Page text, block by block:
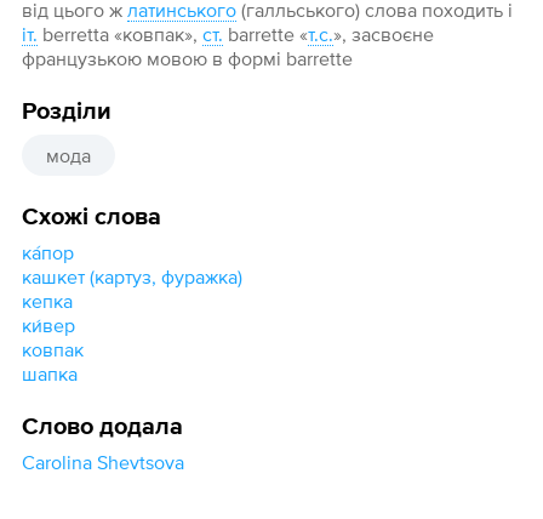
від цього ж латинського(галльського) слова походить і
іт. berretta «ковпак», ст. barrette «т.с.», засвоєне
французькою мовою в формі barrette
Розділи
мода
Схожі слова
ка́пор
кашкет (картуз, фуражка)
кепка
ки́вер
ковпак
шапка
Слово додала
Carolina Shevtsova